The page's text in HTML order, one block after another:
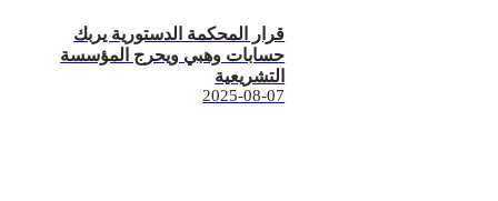
قرار المحكمة الدستورية يربك
حسابات وهبي ويحرج المؤسسة
التشريعية
2025-08-07